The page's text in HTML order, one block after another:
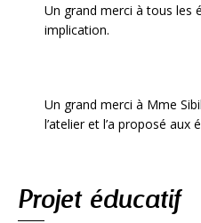
Un grand merci à tous les
implication.
Un grand merci à Mme
l’atelier et l’a proposé aux
Projet éducatif